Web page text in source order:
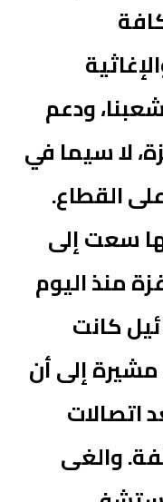
ودعم
لا سيما في
القطاع.
سعت إلى
منذ اليوم
كانت
مشيرة إلى أن
اتصالات
والغى